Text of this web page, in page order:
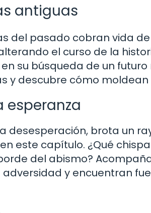
antiguas
del pasado cobran vida
el curso de la
su búsqueda de un
y descubre cómo moldean
esperanza
desesperación, brota un
este capítulo. ¿Qué
del abismo?
y encuentran